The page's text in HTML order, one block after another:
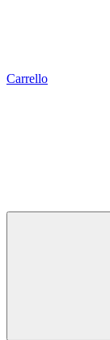
Carrello